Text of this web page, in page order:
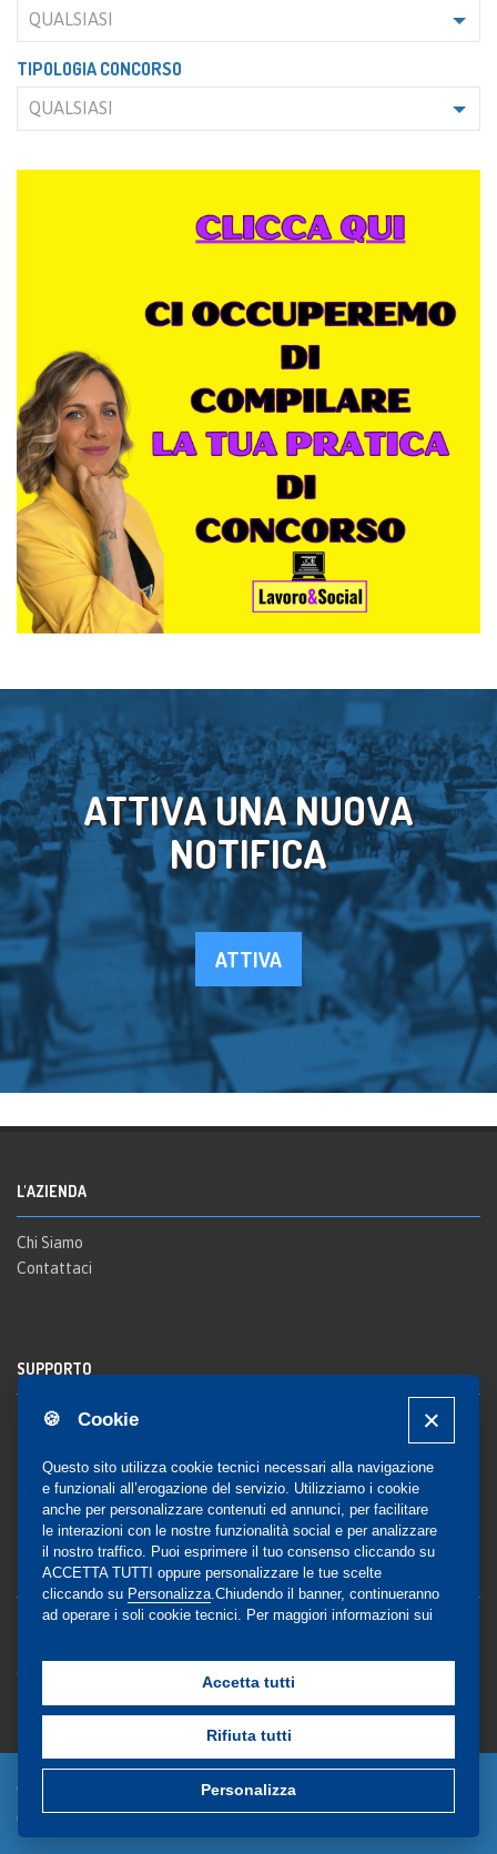
🍪 Cookie
Questo sito utilizza cookie tecnici necessari alla navigazione
e funzionali all’erogazione del servizio. Utilizziamo i cookie
anche per personalizzare contenuti ed annunci, per facilitare
le interazioni con le nostre funzionalità social e per analizzare
il nostro traffico. Puoi esprimere il tuo consenso cliccando su
ACCETTA TUTTI oppure personalizzare le tue scelte
cliccando su Personalizza .Chiudendo il banner, continueranno
ad operare i soli cookie tecnici. Per maggiori informazioni sui
Accetta tutti
Rifiuta tutti
Personalizza
QUALSIASI
TIPOLOGIA CONCORSO
QUALSIASI
ATTIVA UNA NUOVA
NOTIFICA
ATTIVA
L'AZIENDA
Chi Siamo
Contattaci
SUPPORTO
Registrazione al sito
Notifica
COMMUNITY
Blog e Canali social
Gestione Consensi
© Copyright 2024 - EdiSES Edizioni srl - P.IVA
09029561215